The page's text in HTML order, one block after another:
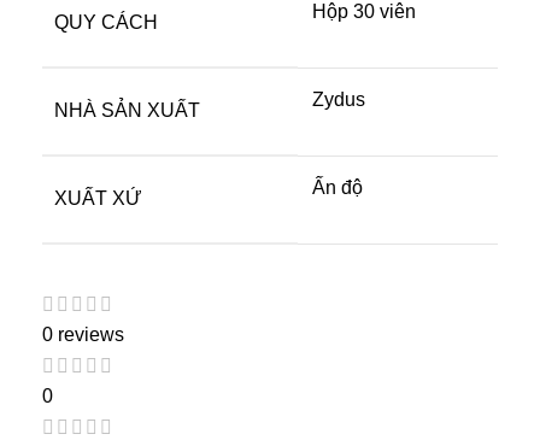
QUY CÁCH
Hộp 30 viên
NHÀ SẢN XUẤT
Zydus
XUẤT XỨ
Ấn độ
0 reviews
0